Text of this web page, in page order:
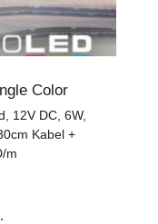
Color
12V DC, 6W,
Kabel +
m